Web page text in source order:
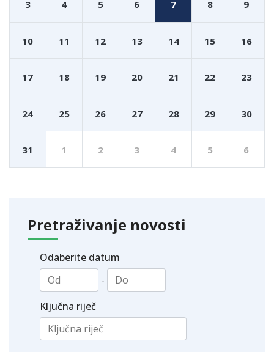
3 4 5 6 7 8 9
10 11 12 13 14 15 16
17 18 19 20 21 22 23
24 25 26 27 28 29 30
31 1 2 3 4 5 6
Pretraživanje novosti
Odaberite datum
-
Ključna riječ